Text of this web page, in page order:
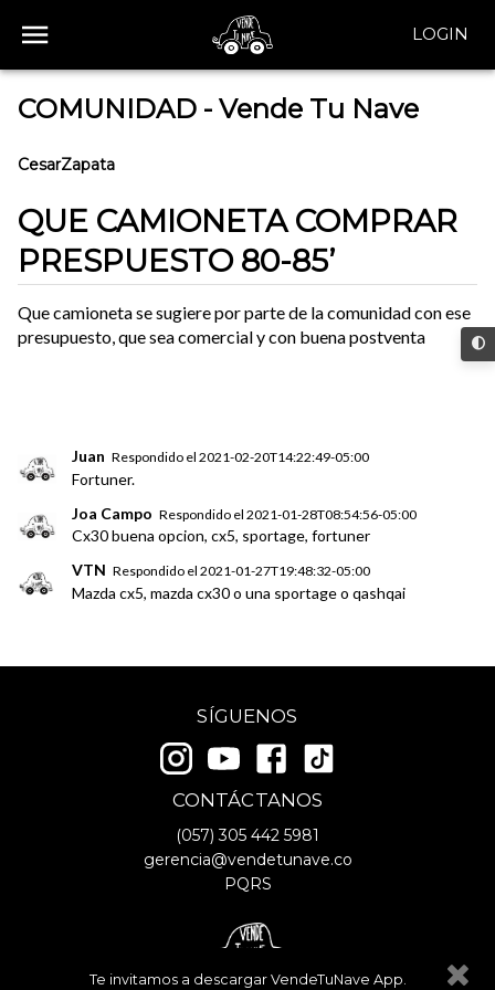
LOGIN
Te invitamos a descargar VendeTuNave App.
COMUNIDAD - Vende Tu Nave
CesarZapata
QUE CAMIONETA COMPRAR
PRESPUESTO 80-85’
Que camioneta se sugiere por parte de la comunidad con ese
presupuesto, que sea comercial y con buena postventa
Juan Respondido el2021-02-20T14:22:49-05:00
Fortuner.
Joa Campo Respondido el2021-01-28T08:54:56-05:00
Cx30 buena opcion, cx5, sportage, fortuner
VTN Respondido el2021-01-27T19:48:32-05:00
Mazda cx5, mazda cx30 o una sportage o qashqai
SÍGUENOS
CONTÁCTANOS
(057)305 442 5981
gerencia@vendetunave.co
PQRS